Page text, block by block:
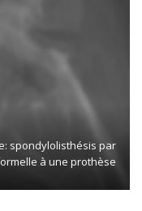
spondylolisthésis par
à une prothèse